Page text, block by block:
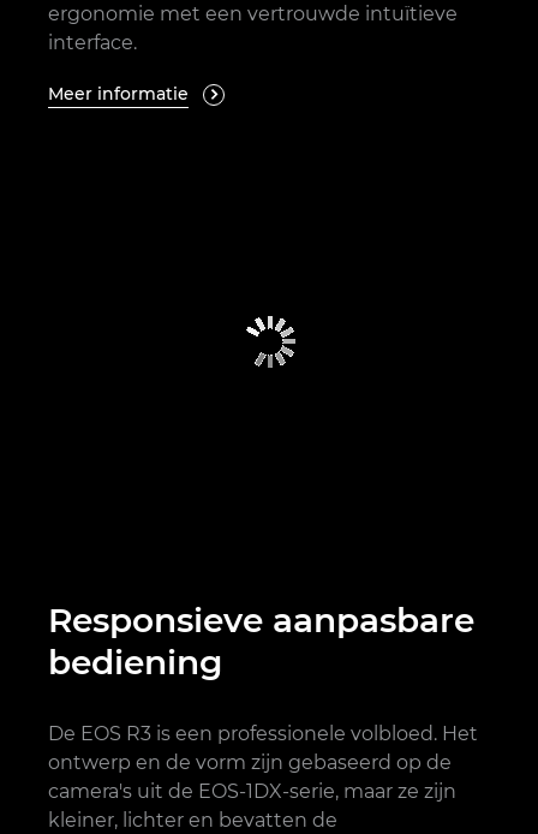
ergonomie met een vertrouwde intuïtieve
interface.
Meer informatie 
Responsieve aanpasbare
bediening
De EOS R3 is een professionele volbloed. Het
ontwerp en de vorm zijn gebaseerd op de
camera's uit de EOS-1DX-serie, maar ze zijn
kleiner, lichter en bevatten de